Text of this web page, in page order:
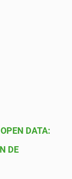
DATA:
DE